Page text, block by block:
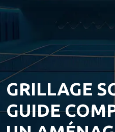
GRILLAGE
GUIDE